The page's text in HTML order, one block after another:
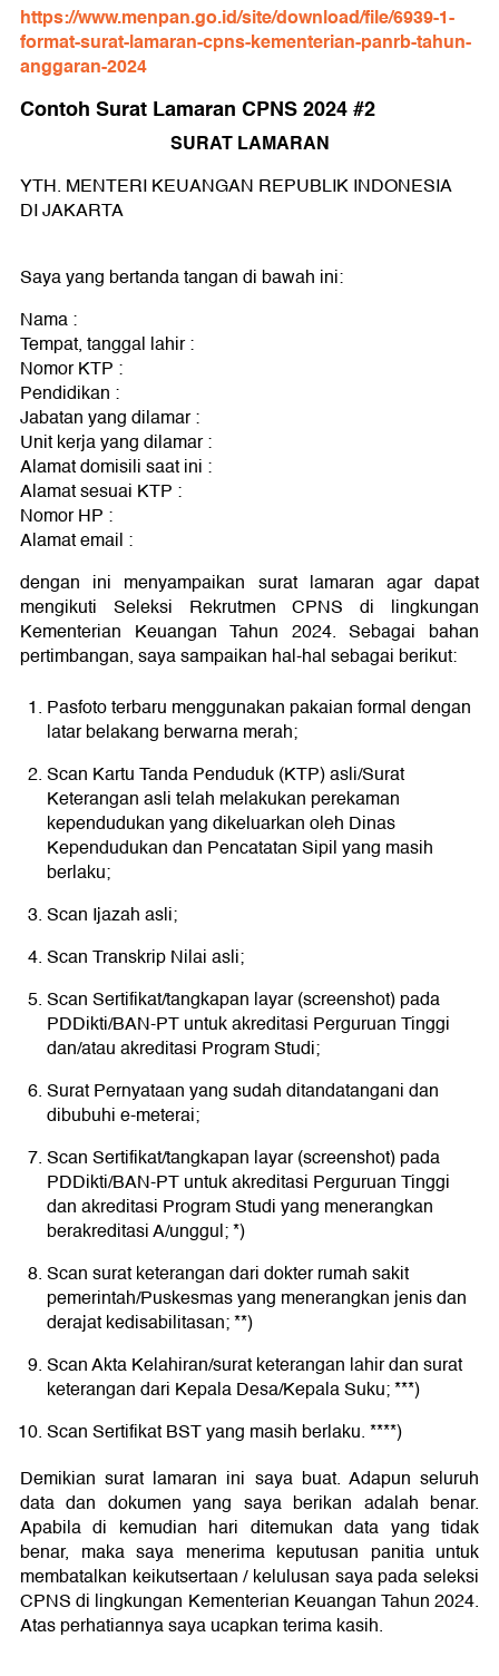
https://www.menpan.go.id/site/download/file/6939-1-
format-surat-lamaran-cpns-kementerian-panrb-tahun-
anggaran-2024
Contoh Surat Lamaran CPNS 2024 #2
SURAT LAMARAN
YTH. MENTERI KEUANGAN REPUBLIK INDONESIA
DI JAKARTA
Saya yang bertanda tangan di bawah ini:
Nama :
Tempat, tanggal lahir :
Nomor KTP :
Pendidikan :
Jabatan yang dilamar :
Unit kerja yang dilamar :
Alamat domisili saat ini :
Alamat sesuai KTP :
Nomor HP :
Alamat email :
dengan ini menyampaikan surat lamaran agar dapat
mengikuti Seleksi Rekrutmen CPNS di lingkungan
Kementerian Keuangan Tahun 2024. Sebagai bahan
pertimbangan, saya sampaikan hal-hal sebagai berikut:
Pasfoto terbaru menggunakan pakaian formal dengan
latar belakang berwarna merah;
Scan Kartu Tanda Penduduk (KTP) asli/Surat
Keterangan asli telah melakukan perekaman
kependudukan yang dikeluarkan oleh Dinas
Kependudukan dan Pencatatan Sipil yang masih
berlaku;
Scan Ijazah asli;
Scan Transkrip Nilai asli;
Scan Sertifikat/tangkapan layar (screenshot) pada
PDDikti/BAN-PT untuk akreditasi Perguruan Tinggi
dan/atau akreditasi Program Studi;
Surat Pernyataan yang sudah ditandatangani dan
dibubuhi e-meterai;
Scan Sertifikat/tangkapan layar (screenshot) pada
PDDikti/BAN-PT untuk akreditasi Perguruan Tinggi
dan akreditasi Program Studi yang menerangkan
berakreditasi A/unggul; *)
Scan surat keterangan dari dokter rumah sakit
pemerintah/Puskesmas yang menerangkan jenis dan
derajat kedisabilitasan; **)
Scan Akta Kelahiran/surat keterangan lahir dan surat
keterangan dari Kepala Desa/Kepala Suku; ***)
Scan Sertifikat BST yang masih berlaku. ****)
Demikian surat lamaran ini saya buat. Adapun seluruh
data dan dokumen yang saya berikan adalah benar.
Apabila di kemudian hari ditemukan data yang tidak
benar, maka saya menerima keputusan panitia untuk
membatalkan keikutsertaan / kelulusan saya pada seleksi
CPNS di lingkungan Kementerian Keuangan Tahun 2024.
Atas perhatiannya saya ucapkan terima kasih.